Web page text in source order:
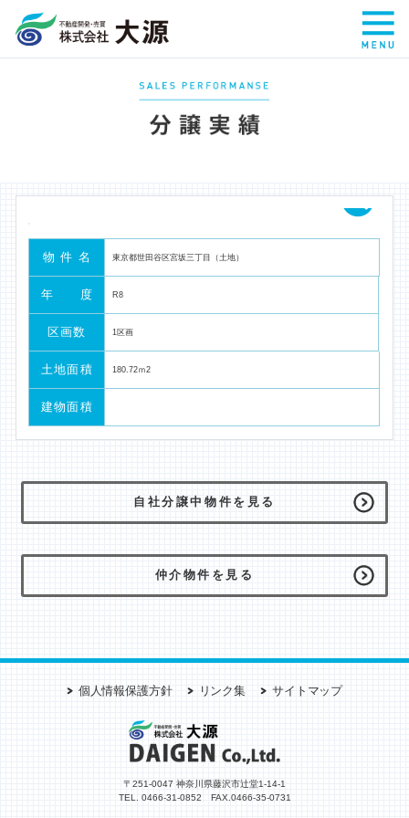
事業案内
自社分譲中物件
分譲実績
物 件 名 東京都世田谷区宮坂三丁目（土地）
年 度 R8
区画数 1区画
土地面積 180.72ｍ2
建物面積
自社分譲中物件を見る
仲介物件を見る
個人情報保護方針 リンク集 サイトマップ
〒251-0047 神奈川県藤沢市辻堂1-14-1
TEL. 0466-31-0852 FAX.0466-35-0731